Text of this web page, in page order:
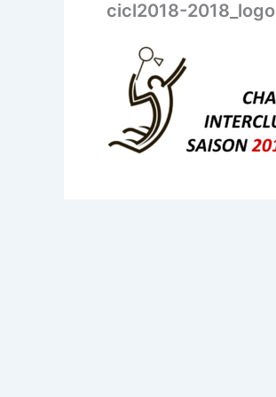
cicl2018-2018_logo